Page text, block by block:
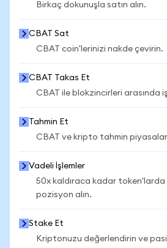
Birkaç dokunuşla satın alın.
CBAT Sat
CBAT coin'lerinizi nakde çevirin.
CBAT Takas Et
CBAT ile blokzincirleri arasında
Tahmin Et
CBAT ve kripto tahmin
Vadeli İşlemler
50x kaldıraca kadar token'larda
pozisyon alın.
Stake Et
Kriptonuzu değerlendirin ve